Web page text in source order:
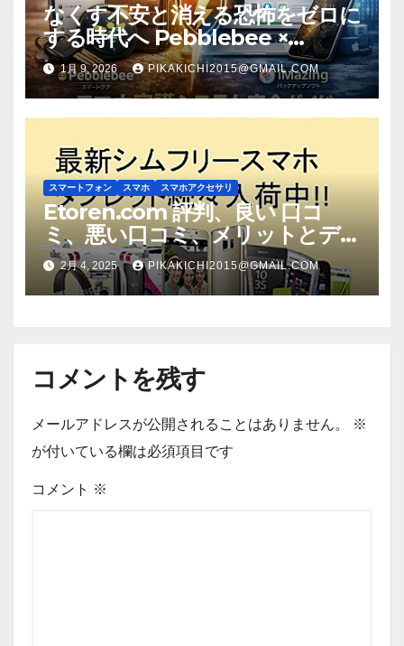
なくす不安と消える恐怖をゼロに
する時代へ Pebblebee ×
iMazing で完成する「究極のス
マホ防衛システム」完全ガイド
1月 9, 2026 PIKAKICHI2015@GMAIL.COM
スマートフォン スマホ スマホアクセサリ
Etoren.com 評判、良い 口コ
ミ、悪い口コミ、メリットとデ
メリット!! 【徹底解説】
2月 4, 2025 PIKAKICHI2015@GMAIL.COM
コメントを残す
メールアドレスが公開されることはありません。
※
が付いている欄は必須項目です
コメント ※